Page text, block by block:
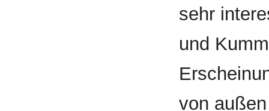
sehr
und
von